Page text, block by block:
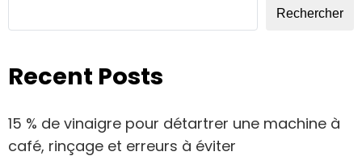
Rechercher
Recent Posts
15 % de vinaigre pour détartrer une machine à
café, rinçage et erreurs à éviter